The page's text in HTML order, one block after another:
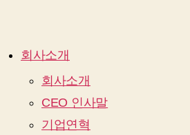
회사소개
회사소개
CEO 인사말
기업연혁